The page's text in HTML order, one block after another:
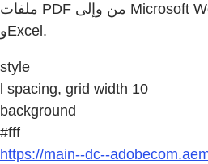
ملفات PDF من وإلى Microsoft Word وPowerPoint (PPT)
وExcel.
style
l spacing, grid width 10
background
#fff
https://main--dc--